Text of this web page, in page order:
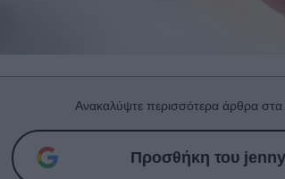
Ανακαλύψτε περισσότερα άρθρα
Προσθήκη του